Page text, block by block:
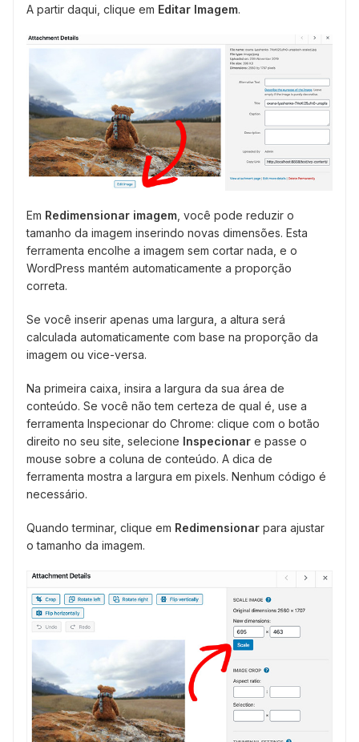
A partir daqui, clique em Editar Imagem.
Em Redimensionar imagem , você pode reduzir o
tamanho da imagem inserindo novas dimensões. Esta
ferramenta encolhe a imagem sem cortar nada, e o
WordPress mantém automaticamente a proporção
correta.
Se você inserir apenas uma largura, a altura será
calculada automaticamente com base na proporção da
imagem ou vice-versa.
Na primeira caixa, insira a largura da sua área de
conteúdo. Se você não tem certeza de qual é, use a
ferramenta Inspecionar do Chrome: clique com o botão
direito no seu site, selecione Inspecionar e passe o
mouse sobre a coluna de conteúdo. A dica de
ferramenta mostra a largura em pixels. Nenhum código é
necessário.
Quando terminar, clique em Redimensionar para ajustar
o tamanho da imagem.